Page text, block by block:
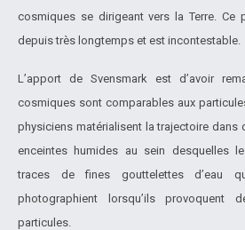
cosmiques se dirigeant vers la Terre. Ce
depuis très longtemps et est incontestable.
L’apport de Svensmark est d’avoir
cosmiques sont comparables aux
physiciens matérialisent la trajectoire dans
enceintes humides au sein desquelles
traces de fines gouttelettes d’eau
photographient lorsqu’ils provoquent
particules.